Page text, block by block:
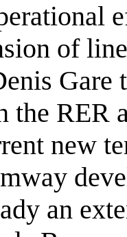
of
the RER
new
an